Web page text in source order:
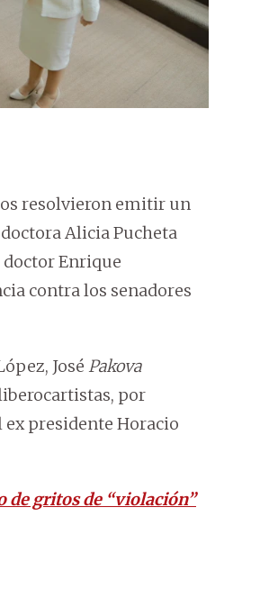
resolvieron emitir un
Alicia Pucheta
Enrique
contra los senadores
José Pakova
por
presidente Horacio
de gritos de “violación”